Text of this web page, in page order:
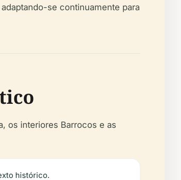
se continuamente para
os interiores Barrocos e as
histórico.